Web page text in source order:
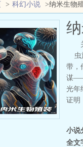
> 科幻小说 >纳米生物
虫
带，
谋
光年
证明
小说
全文